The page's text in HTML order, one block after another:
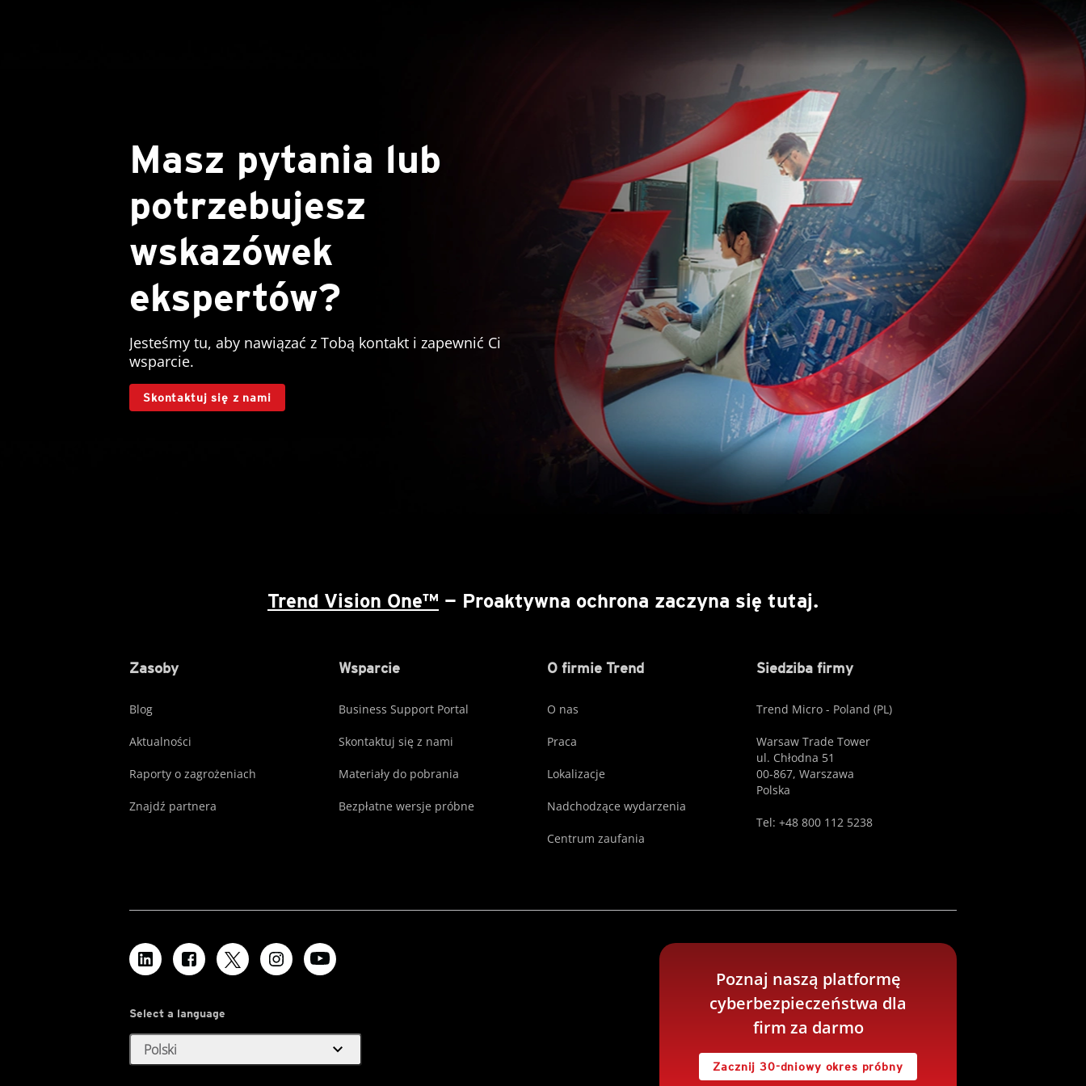
Masz pytania lub
potrzebujesz
wskazówek
ekspertów?
Jesteśmy tu, aby nawiązać z Tobą kontakt i zapewnić Ci
wsparcie.
Skontaktuj się z nami
Trend Vision One™ — Proaktywna ochrona zaczyna się tutaj.
Zasoby
Blog
Aktualności
Raporty o zagrożeniach
Znajdź partnera
Wsparcie
Business Support Portal
Skontaktuj się z nami
Materiały do pobrania
Bezpłatne wersje próbne
O firmie Trend
O nas
Praca
Lokalizacje
Nadchodzące wydarzenia
Centrum zaufania
Siedziba firmy
Trend Micro - Poland (PL)
Warsaw Trade Tower
ul. Chłodna 51
00-867, Warszawa
Polska
Tel: +48 800 112 5238
Select a language
Polski expand_more
Poznaj naszą platformę
cyberbezpieczeństwa dla
firm za darmo
Zacznij 30-dniowy okres próbny